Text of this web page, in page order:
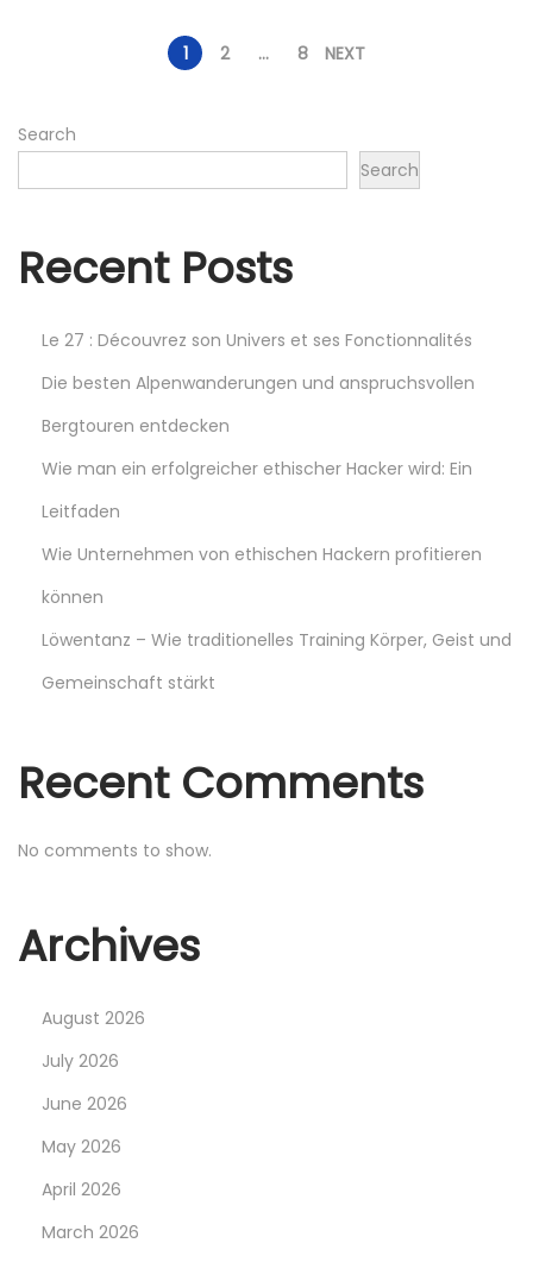
,
2
o
s
t
p
a
g
n
a
t
i
n
1 2 … 8 NEXT
Search
Search
Recent Posts
Le 27 : Découvrez son Univers et ses Fonctionnalités
Die besten Alpenwanderungen und anspruchsvollen
Bergtouren entdecken
Wie man ein erfolgreicher ethischer Hacker wird: Ein
Leitfaden
Wie Unternehmen von ethischen Hackern profitieren
können
Löwentanz – Wie traditionelles Training Körper, Geist und
Gemeinschaft stärkt
Recent Comments
No comments to show.
Archives
August 2026
July 2026
June 2026
May 2026
April 2026
March 2026